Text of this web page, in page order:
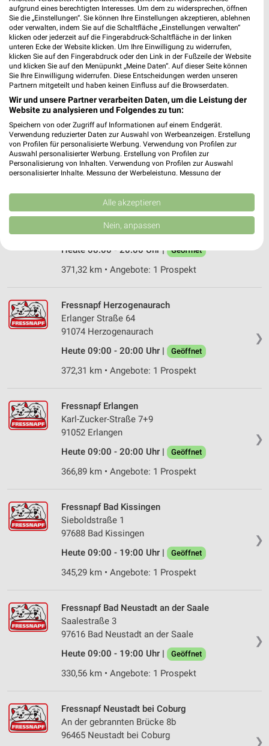
Fressnapf KiRo GmbH - Markt Kitzingen
Lochweg 16
97318 Kitzingen
Heute 09:00 - 19:00 Uhr | Geöffnet
381,62 km • Angebote: 1 Prospekt
Fressnapf Neustadt Aisch
Riedweg 10
91413 Neustadt Aisch
Heute 09:00 - 19:00 Uhr | Geöffnet
381,15 km • Angebote: 1 Prospekt
❯
ZOO & Co. Herzogenaurach
Ohmstr. 10
91074 Herzogenaurach
Heute 08:00 - 20:00 Uhr | Geöffnet
371,32 km • Angebote: 1 Prospekt
❯
Fressnapf Herzogenaurach
Erlanger Straße 64
91074 Herzogenaurach
Heute 09:00 - 20:00 Uhr |
Geöffnet
372,31 km • Angebote: 1 Prospekt
❯
Fressnapf Erlangen
Karl-Zucker-Straße 7+9
91052 Erlangen
Heute 09:00 - 20:00 Uhr |
Geöffnet
366,89 km • Angebote: 1 Prospekt
❯
Fressnapf Bad Kissingen
Sieboldstraße 1
97688 Bad Kissingen
Heute 09:00 - 19:00 Uhr |
Geöffnet
345,29 km • Angebote: 1 Prospekt
❯
Fressnapf Bad Neustadt an der Saale
Saalestraße 3
97616 Bad Neustadt an der Saale
Heute 09:00 - 19:00 Uhr |
Geöffnet
330,56 km • Angebote: 1 Prospekt
❯
Fressnapf Neustadt bei Coburg
An der gebrannten Brücke 8b
96465 Neustadt bei Coburg
aufgrund eines berechtigten Interesses. Um dem zu widersprechen, öffnen
Sie die „Einstellungen“. Sie können Ihre Einstellungen akzeptieren, ablehnen
oder verwalten, indem Sie auf die Schaltfläche „Einstellungen verwalten“
klicken oder jederzeit auf die Fingerabdruck-Schaltfläche in der linken
unteren Ecke der Website klicken. Um Ihre Einwilligung zu widerrufen,
klicken Sie auf den Fingerabdruck oder den Link in der Fußzeile der Website
und klicken Sie auf den Menüpunkt „Meine Daten“. Auf dieser Seite können
Sie Ihre Einwilligung widerrufen. Diese Entscheidungen werden unseren
Partnern mitgeteilt und haben keinen Einfluss auf die Browserdaten.
Wir und unsere Partner verarbeiten Daten, um die Leistung der
Website zu analysieren und Folgendes zu tun:
Speichern von oder Zugriff auf Informationen auf einem Endgerät.
Verwendung reduzierter Daten zur Auswahl von Werbeanzeigen. Erstellung
von Profilen für personalisierte Werbung. Verwendung von Profilen zur
Auswahl personalisierter Werbung. Erstellung von Profilen zur
Personalisierung von Inhalten. Verwendung von Profilen zur Auswahl
personalisierter Inhalte. Messung der Werbeleistung. Messung der
Kombinationen von Daten aus verschiedenen Quellen. Entwicklung und
Verbesserung der Angebote. Verwendung reduzierter Daten zur Auswahl
von Inhalten.
Daten können außerhalb der Europäischen Union weitergegeben und in die
Website/App.
Partnerliste anzeigen (1 IAB-Anbieter)
IAB-Verarbeitungszwecke:
Speichern von oder Zugriff auf Informationen
auf einem Endgerät
Verwendung reduzierter Daten zur Auswahl von
Verwendung von Profilen zur Auswahl
personalisierter Werbung
Erstellung von Profilen zur Personalisierung
von Inhalten
personalisierter Inhalte
Messung der Werbeleistung
Messung der Performance von Inhalten
Analyse von Zielgruppen durch Statistiken oder
Entwicklung und Verbesserung der Angebote
Verwendung reduzierter Daten zur Auswahl von
IAB-Besonderheiten:
Geräte anhand von aktiv angeforderten
Informationen identifizieren
Alle akzeptieren
Nein, anpassen